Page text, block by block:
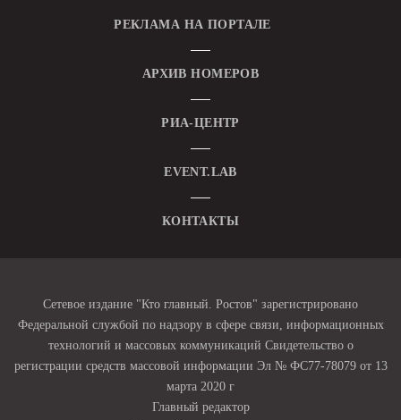
РЕКЛАМА НА ПОРТАЛЕ
АРХИВ НОМЕРОВ
РИА-ЦЕНТР
EVENT.LAB
КОНТАКТЫ
Сетевое издание "Кто главный. Ростов" зарегистрировано
Федеральной службой по надзору в сфере связи, информационных
технологий и массовых коммуникаций Свидетельство о
регистрации средств массовой информации Эл № ФС77-78079 от 13
марта 2020 г
Главный редактор